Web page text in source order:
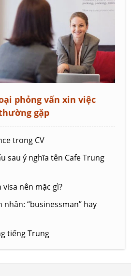
phỏng vấn xin việc
gặp
trong CV
sau ý nghĩa tên Cafe Trung
nên mặc gì?
nhân: “businessman” hay
tiếng Trung